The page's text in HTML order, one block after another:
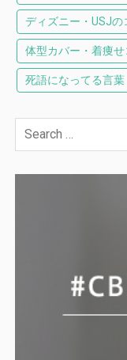
ディズニー・USJの
体型カバー・着痩
死語になってる言葉